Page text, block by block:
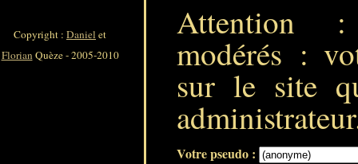
Attention :
modérés :
sur le site
Votre pseudo :
Copyright : Daniel et
FlorianQuèze - 2005-2010